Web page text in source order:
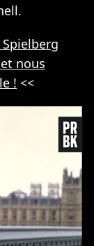
nous
! <<